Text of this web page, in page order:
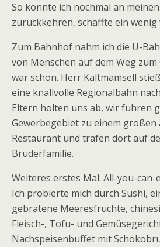
So konnte ich nochmal an
zurückkehren, schaffte ein wenig
Zum Bahnhof nahm ich die U-
von Menschen auf dem Weg
war schön. Herr Kaltmamsell
eine knallvolle Regionalbahn
Eltern holten uns ab, wir fuhren
Gewerbegebiet zu einem großen
Restaurant und trafen dort auf
Bruderfamilie.
Weiteres erstes Mal: All-you-can-
Ich probierte mich durch Sushi,
gebratene Meeresfrüchte,
Fleisch-, Tofu- und
Nachspeisenbuffet mit